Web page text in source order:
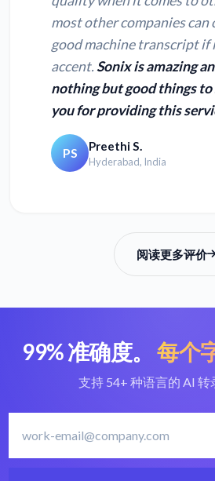
most other companies can
good machine transcript if
accent. Sonix is amazing
nothing but good things to
you for providing this
PS Preethi S.
Hyderabad, India
阅读更多评价
99% 准确度。 每个
支持 54+ 种语言的 AI 转